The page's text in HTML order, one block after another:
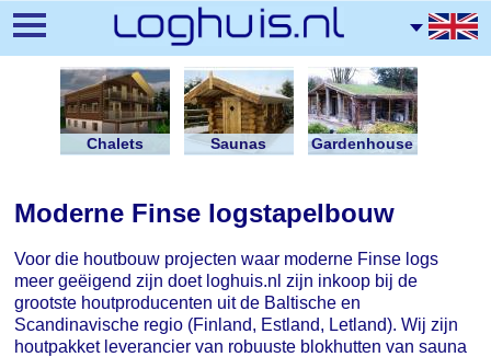
Skip
to
main
Chalets Saunas Gardenhouse
Moderne Finse logstapelbouw
Voor die houtbouw projecten waar moderne Finse logs
meer geëigend zijn doet loghuis.nl zijn inkoop bij de
grootste houtproducenten uit de Baltische en
Scandinavische regio (Finland, Estland, Letland). Wij zijn
houtpakket leverancier van robuuste blokhutten van sauna